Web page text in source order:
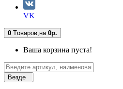
VK
0 Tоваров, на 0р.
Ваша корзина пуста!
Везде